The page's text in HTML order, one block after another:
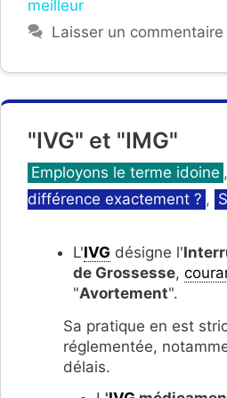
meilleur
Laisser un commentaire
"IVG" et "IMG"
Catégories
Employons le terme idoine ,
différence exactement ? ,
L'IVG désigne l'
de Grossesse,
"Avortement".
Sa pratique en est
réglementée,
délais.